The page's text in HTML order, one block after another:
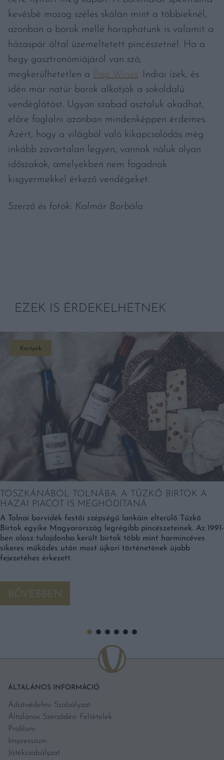
kevésbé mozog széles skálán mint a többieknél,
azonban a borok mellé haraphatunk is valamit a
házaspár által üzemeltetett pincészetnél. Ha a
hegy gasztronómiájáról van szó,
megkerülhetetlen a Pap Wines. Indiai ízek, és
idén már natúr borok alkotják a sokoldalú
vendéglátást. Ugyan szabad asztaluk akadhat,
előre foglalni azonban mindenképpen érdemes.
Azért, hogy a világból való kikapcsolódás még
inkább zavartalan legyen, vannak náluk olyan
időszakok, amelyekben nem fogadnak
kisgyermekkel érkező vendégeket.
Szerző és fotók: Kalmár Borbála
EZEK IS ÉRDEKELHETNEK
Kortyok
TOSZKÁNÁBÓL TOLNÁBA: A TŰZKŐ BIRTOK A
HAZAI PIACOT IS MEGHÓDÍTANÁ
A Tolnai borvidék festői szépségű lankáin elterülő Tűzkő
Birtok egyike Magyarország legrégibb pincészeteinek. Az 1991-
ben olasz tulajdonba került birtok több mint harmincéves
sikeres működés után most újkori történetének újabb
fejezetéhez érkezett.
BŐVEBBEN
ÁLTALÁNOS INFORMÁCIÓ
Adatvédelmi Szabályzat
Általános Szerződési Feltételek
Profilom
Impresszum
Játékszabályzat